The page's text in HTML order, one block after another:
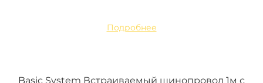
Подробнее
Basic System Встраиваемый шинопровод 1м с